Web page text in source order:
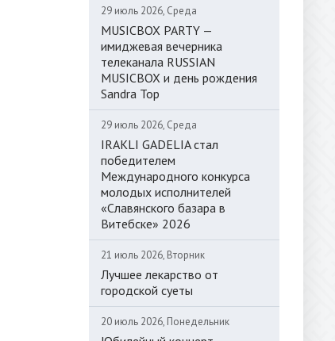
29 июль 2026, Среда
MUSICBOX PARTY —
имиджевая вечерника
телеканала RUSSIAN
MUSICBOX и день рождения
Sandra Top
29 июль 2026, Среда
IRAKLI GADELIA стал
победителем
Международного конкурса
молодых исполнителей
«Славянского базара в
Витебске» 2026
21 июль 2026, Вторник
Лучшее лекарство от
городской суеты
20 июль 2026, Понедельник